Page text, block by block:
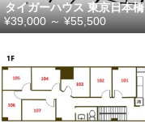
タイガーハウス 東京日本橋
¥39,000～¥55,500